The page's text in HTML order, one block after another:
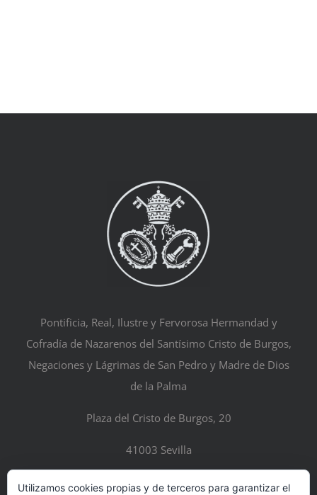
Pontificia, Real, Ilustre y Fervorosa Hermandad y
Cofradía de Nazarenos del Santísimo Cristo de Burgos,
Negaciones y Lágrimas de San Pedro y Madre de Dios
de la Palma
Plaza del Cristo de Burgos, 20
41003 Sevilla
Utilizamos cookies propias y de terceros para garantizar el